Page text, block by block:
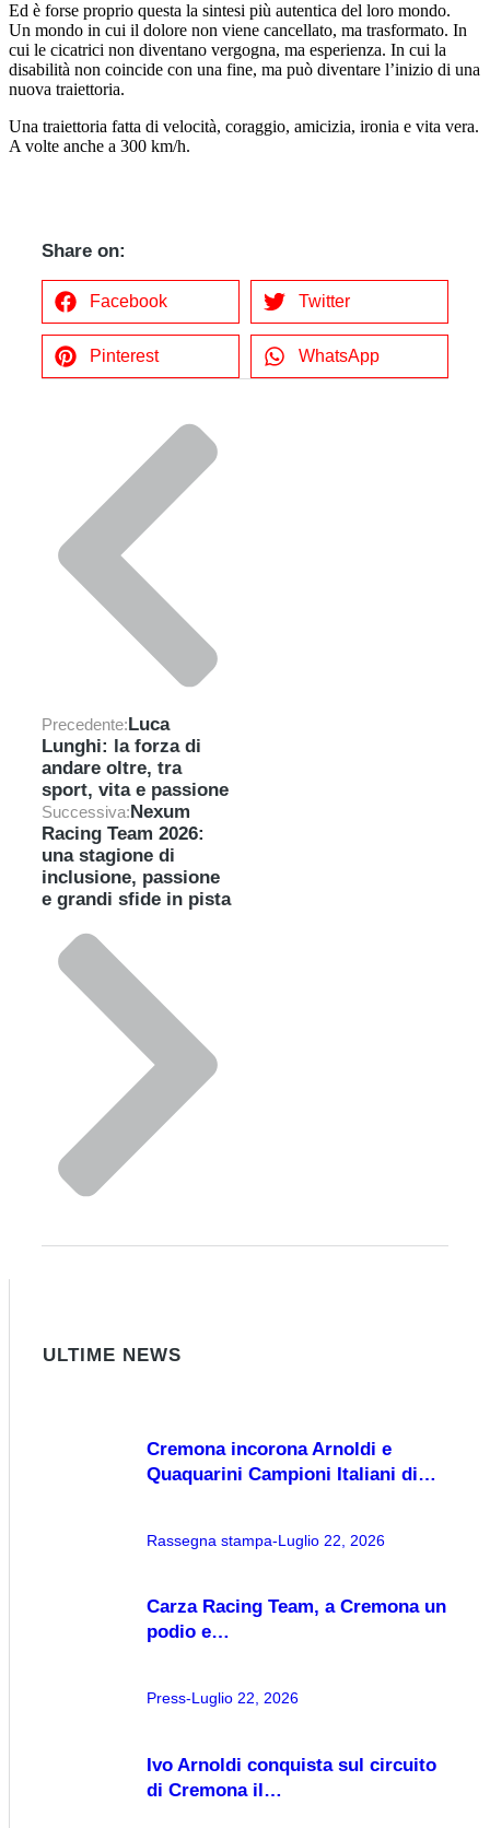
Ed è forse proprio questa la sintesi più autentica del loro mondo.
Un mondo in cui il dolore non viene cancellato, ma trasformato. In
cui le cicatrici non diventano vergogna, ma esperienza. In cui la
disabilità non coincide con una fine, ma può diventare l’inizio di una
nuova traiettoria.
Una traiettoria fatta di velocità, coraggio, amicizia, ironia e vita vera.
A volte anche a 300 km/h.
Share on:
Facebook Twitter
Pinterest WhatsApp
Precedente:Luca
Lunghi: la forza di
andare oltre, tra
sport, vita e passione
Successiva:Nexum
Racing Team 2026:
una stagione di
inclusione, passione
e grandi sfide in pista
ULTIME NEWS
Cremona incorona Arnoldi e
Quaquarini Campioni Italiani di…
Rassegna stampa Luglio 22, 2026
Carza Racing Team, a Cremona un
podio e…
Press Luglio 22, 2026
Ivo Arnoldi conquista sul circuito
di Cremona il…